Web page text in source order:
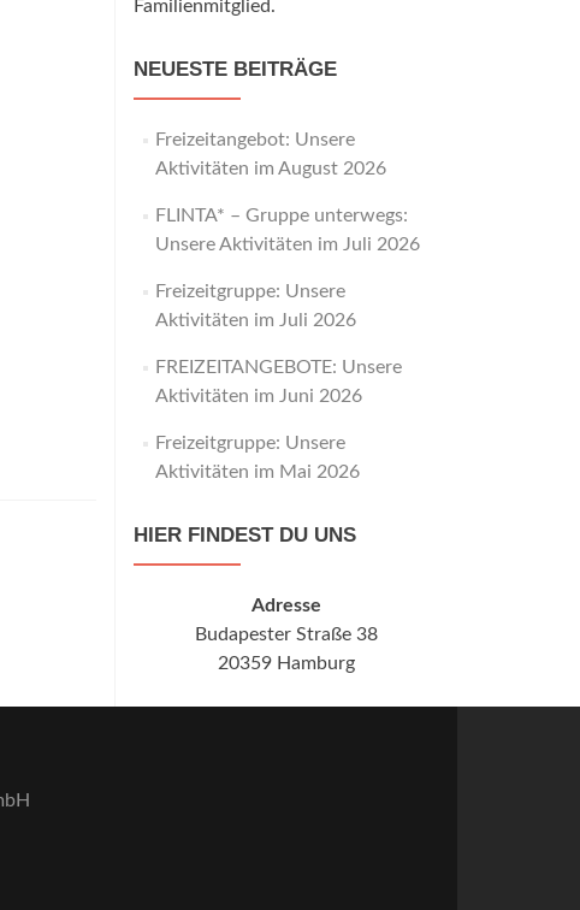
Familienmitglied.
NEUESTE BEITRÄGE
Freizeitangebot: Unsere
Aktivitäten im August 2026
FLINTA* – Gruppe unterwegs:
Unsere Aktivitäten im Juli 2026
Freizeitgruppe: Unsere
Aktivitäten im Juli 2026
FREIZEITANGEBOTE: Unsere
Aktivitäten im Juni 2026
Freizeitgruppe: Unsere
Aktivitäten im Mai 2026
HIER FINDEST DU UNS
Adresse
Budapester Straße 38
20359 Hamburg